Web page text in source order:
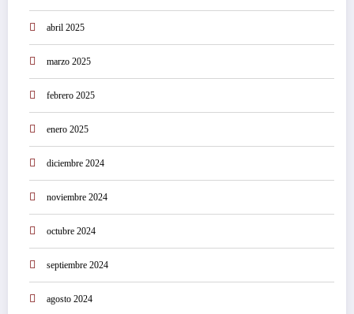
abril 2025
marzo 2025
febrero 2025
enero 2025
diciembre 2024
noviembre 2024
octubre 2024
septiembre 2024
agosto 2024